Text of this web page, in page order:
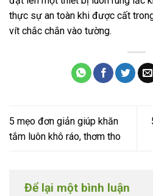
thực sự an toàn khi được cất
vít chắc chắn vào tường.
5 mẹo đơn giản giúp khăn
tắm luôn khô ráo, thơm tho
Để lại một bình luận